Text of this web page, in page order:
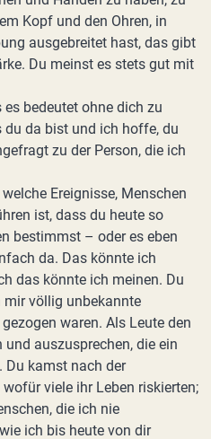
Kopf und den Ohren, in
ausgebreitet hast, das gibt
Du meinst es stets gut mit
bedeutet ohne dich zu
du da bist und ich hoffe, du
zu der Person, die ich
Ereignisse, Menschen
ist, dass du heute so
bestimmst – oder es eben
da. Das könnte ich
das könnte ich meinen. Du
völlig unbekannte
waren. Als Leute den
auszusprechen, die ein
Du kamst nach der
viele ihr Leben riskierten;
die ich nie
ich bis heute von dir